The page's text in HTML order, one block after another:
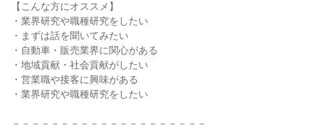
【こんな方にオススメ】
・業界研究や職種研究をしたい
・まずは話を聞いてみたい
・自動車・販売業界に関心がある
・地域貢献・社会貢献がしたい
・営業職や接客に興味がある
・業界研究や職種研究をしたい
－－－－－－－－－－－－－－－－－－－－